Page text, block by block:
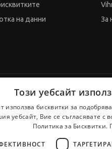
на данни
За
Този уебсайт
използва бисквитки за
уебсайт, Вие се съгласявате с
Политика за Бисквитки.